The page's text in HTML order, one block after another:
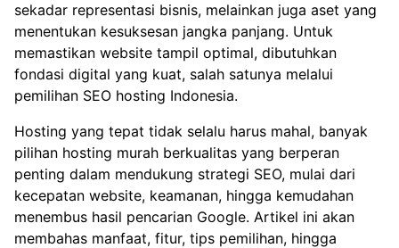
sekadar representasi bisnis, melainkan juga aset yang
menentukan kesuksesan jangka panjang. Untuk
memastikan website tampil optimal, dibutuhkan
fondasi digital yang kuat, salah satunya melalui
pemilihan SEO hosting Indonesia.
Hosting yang tepat tidak selalu harus mahal, banyak
pilihan hosting murah berkualitas yang berperan
penting dalam mendukung strategi SEO, mulai dari
kecepatan website, keamanan, hingga kemudahan
menembus hasil pencarian Google. Artikel ini akan
membahas manfaat, fitur, tips pemilihan, hingga